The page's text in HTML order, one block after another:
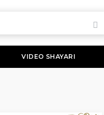
VIDEO SHAYARI